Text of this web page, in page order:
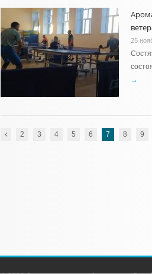
25
→
2 3 4 5 6 7 8 9